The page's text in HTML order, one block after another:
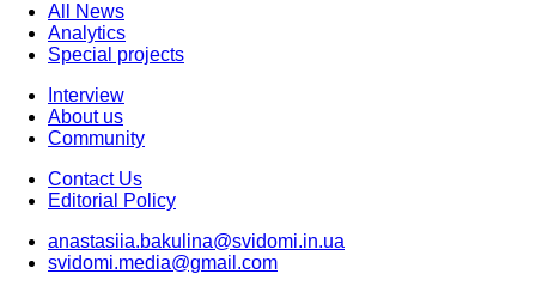
All News
Analytics
Special projects
Interview
About us
Community
Contact Us
Editorial Policy
anastasiia.bakulina@svidomi.in.ua
svidomi.media@gmail.com